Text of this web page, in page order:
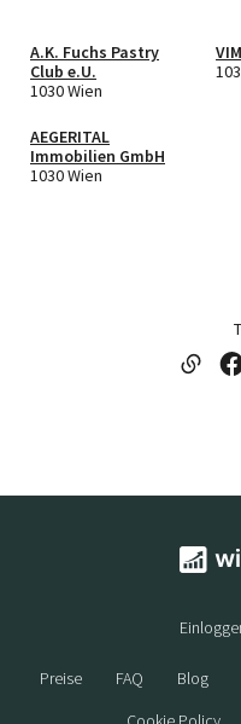
A.K. Fuchs Pastry
Club e.U.
1030 Wien
AEGERITAL
Immobilien GmbH
1030 Wien
Preise FAQ Blog